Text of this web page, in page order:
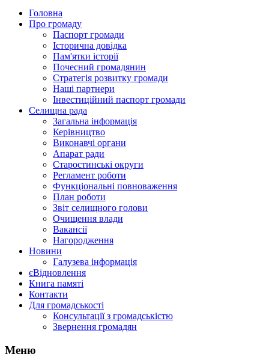
Головна
Про громаду
Паспорт громади
Історична довідка
Пам'ятки історії
Почесний громадянин
Стратегія розвитку громади
Наші партнери
Інвестиційний паспорт громади
Селищна рада
Загальна інформація
Керівництво
Виконавчі органи
Апарат ради
Старостинські округи
Регламент роботи
Функціональні повноваження
План роботи
Звіт селищного голови
Очищення влади
Вакансії
Нагородження
Новини
Галузева інформація
єВідновлення
Книга памяті
Контакти
Для громадськості
Консультації з громадськістю
Звернення громадян
Меню